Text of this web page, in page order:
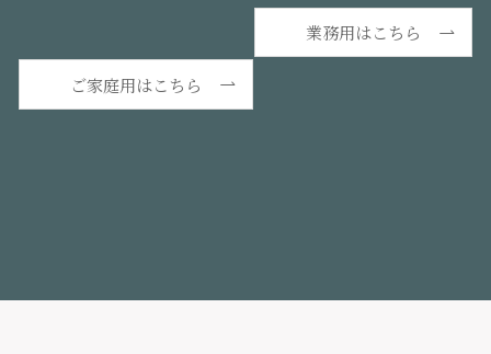
業務用はこちら
ご家庭用はこちら